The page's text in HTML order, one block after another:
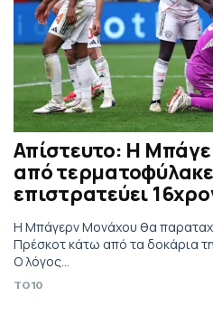
Απίστευτο: Η
από
επιστρατεύει
Η Μπάγερν Μονάχου θα
Πρέσκοτ κάτω από τα δοκάρια
Ο λόγος...
TO10